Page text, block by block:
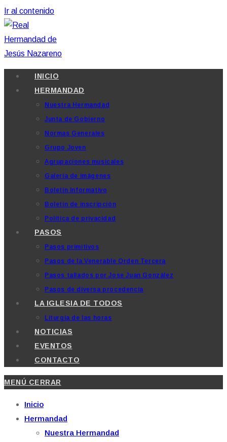
Ir al contenido
INICIO
HERMANDAD
Nuestra Hermandad
Junta de Gobierno
Normas Generales
Grupo Joven
Agrupaciones musicales
Galería de imágenes
Boletín Informativo
Boletín de inscripción
Política de privacidad
PASOS
Pasos primitivos
Pasos de la Venerable Orden Tercera
Pasos tallados por Jose Juan González
Pasos de diversa procedencia
LA IGLESIA DE TODOS
Liturgia de las horas
NOTICIAS
EVENTOS
CONTACTO
MENÚ CERRAR
Inicio
Hermandad
Nuestra Hermandad